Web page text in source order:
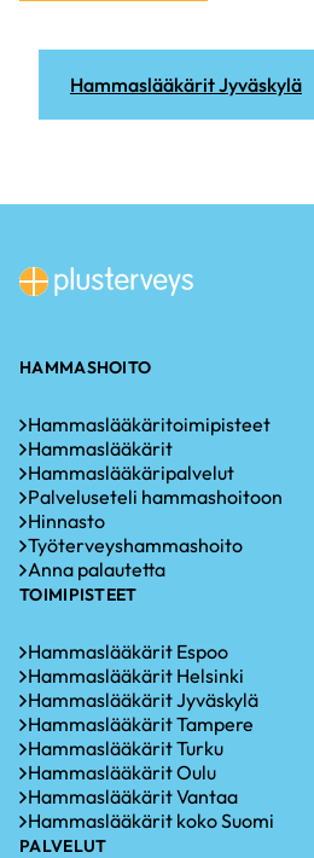
Hammaslääkärit Jyväskylä
HAMMASHOITO
Hammaslääkäritoimipisteet
Hammaslääkärit
Hammaslääkäripalvelut
Palveluseteli hammashoitoon
Hinnasto
Työterveyshammashoito
Anna palautetta
TOIMIPISTEET
Hammaslääkärit Espoo
Hammaslääkärit Helsinki
Hammaslääkärit Jyväskylä
Hammaslääkärit Tampere
Hammaslääkärit Turku
Hammaslääkärit Oulu
Hammaslääkärit Vantaa
Hammaslääkärit koko Suomi
PALVELUT